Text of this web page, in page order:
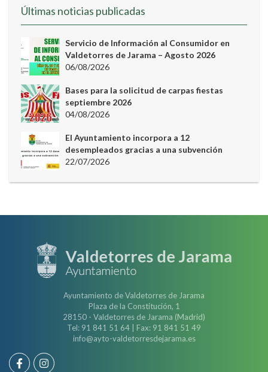
Últimas noticias publicadas
Servicio de Información al Consumidor en
Valdetorres de Jarama – Agosto 2026
06/08/2026
Bases para la solicitud de carpas fiestas
septiembre 2026
04/08/2026
El Ayuntamiento incorpora a 12
desempleados gracias a una subvención
22/07/2026
Ayuntamiento de Valdetorres de Jarama
Plaza de la Constitución, 1
28150 - Valdetorres de Jarama (Madrid)
Tel: 91 841 51 64 | Fax: 91 841 51 49
info@ayto-valdetorresdejarama.es